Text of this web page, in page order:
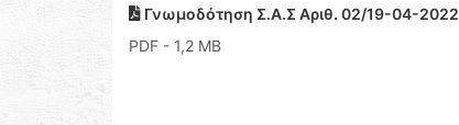
Γνωμοδότηση Σ.Α.Σ Αριθ. 02/19-04-2022
PDF - 1,2 MB